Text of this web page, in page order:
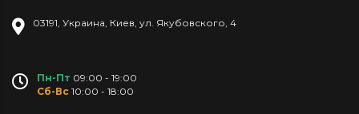
03191 Украина Киев ул. Якубовского, 4
Пн-Пт 09:00 - 19:00
Сб-Вс 10:00 - 18:00